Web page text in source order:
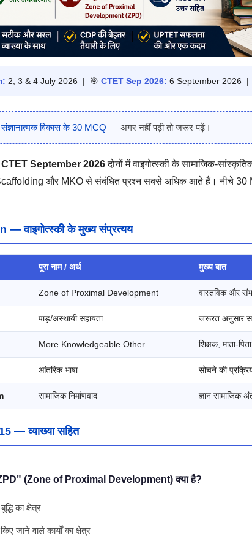
2, 3 & 4 July 2026 | 🎯 CTET Sep 2026: 6 September 2026 |
विकास के 30 MCQ — अगर नहीं पढ़ी तो जरूर पढ़ें।
CTET September 2026दोनों में वाइगोत्स्की के सामाजिक-
और MKO से संबंधित प्रश्न सबसे अधिक आते हैं। नीचे 30
वाइगोत्स्की के मुख्य संप्रत्यय
पूरा नाम / अर्थ मुख्य बात
Zone of Proximal Development वास्तविक और
पाड़/अस्थायी सहायता जरूरत अनुसार
More Knowledgeable Other शिक्षक, माता-
आंतरिक भाषा सोचने की
सामाजिक निर्माणवाद ज्ञान सामाजिक
— व्याख्या सहित
(Zone of Proximal Development) क्या है?
का क्षेत्र
जाने वाले कार्यों का क्षेत्र